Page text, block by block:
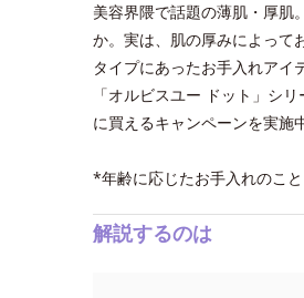
美容界隈で話題の薄肌・厚肌
か。実は、肌の厚みによっ
タイプにあったお手入れアイ
「オルビスユー ドット」シ
に買えるキャンペーンを実施
*年齢に応じたお手入れのこと
解説するのは